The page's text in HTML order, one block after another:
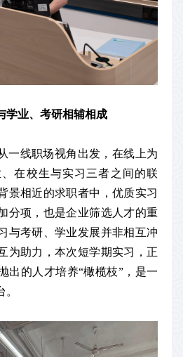
学业、考研相辅相成
一线职场视角出发，在线上为
在校生与实习三者之间的联
景相近的求职者中，优质实习
分项，也是企业筛选人才的重
与考研、学业发展并非相互冲
为助力，本次短学期实习，正
出的人才培养“橄榄枝”，是一